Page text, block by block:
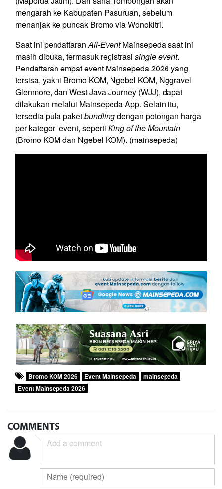
mengarah ke Kabupaten Pasuruan, sebelum
menanjak ke puncak Bromo via Wonokitri.
Saat ini pendaftaranAll-EventMainsepeda saat ini
masih dibuka, termasuk registrasi single event.
Pendaftaran empat event Mainsepeda 2026 yang
tersisa, yakni Bromo KOM, Ngebel KOM, Nggravel
Glenmore, dan West Java Journey (WJJ), dapat
dilakukan melalui Mainsepeda App. Selain itu,
tersedia pula paketbundlingdengan potongan harga
per kategori event, seperti King of the Mountain
(Bromo KOM dan Ngebel KOM). (mainsepeda)
Bromo KOM 2026 Event Mainsepeda
mainsepeda
Event Mainsepeda 2026
COMMENTS